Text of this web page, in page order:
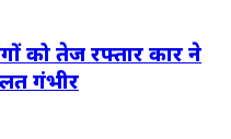
को तेज रफ्तार कार ने
गंभीर